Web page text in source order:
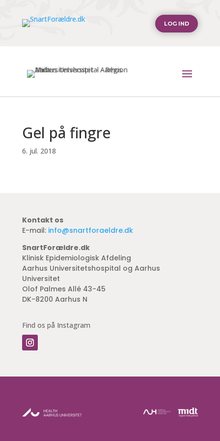
LOG IND
Gel på fingre
6. jul. 2018
Kontakt os
E-mail: info@snartforaeldre.dk
SnartForældre.dk
Klinisk Epidemiologisk Afdeling
Aarhus Universitetshospital og Aarhus
Universitet
Olof Palmes Allé 43-45
DK-8200 Aarhus N
Find os på Instagram